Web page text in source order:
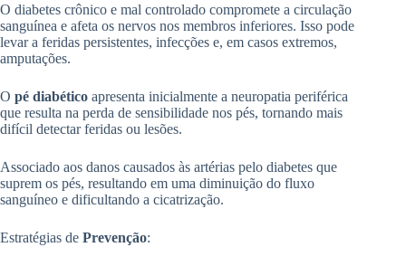
O diabetes crônico e mal controlado compromete a circulação
sanguínea e afeta os nervos nos membros inferiores. Isso pode
levar a feridas persistentes, infecções e, em casos extremos,
amputações.
O pé diabético apresenta inicialmente a neuropatia periférica
que resulta na perda de sensibilidade nos pés, tornando mais
difícil detectar feridas ou lesões.
Associado aos danos causados às artérias pelo diabetes que
suprem os pés, resultando em uma diminuição do fluxo
sanguíneo e dificultando a cicatrização.
Estratégias de Prevenção: